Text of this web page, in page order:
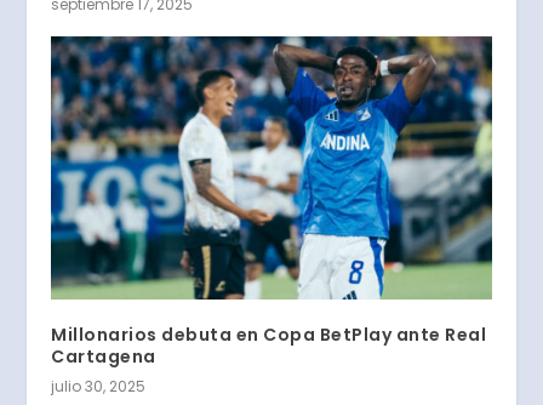
Millonarios debuta en Copa BetPlay ante Real
Cartagena
julio 30, 2025